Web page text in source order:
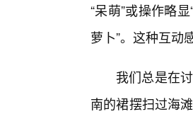
“呆萌”或操作略
萝卜”。这种互动
我们总是在
南的裙摆扫过海